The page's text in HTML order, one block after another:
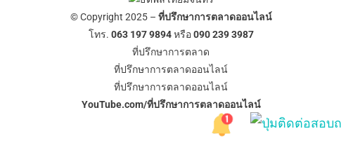
© Copyright 2025 – ที่ปรึกษาการตลาดออนไลน์
โทร. 063 197 9894หรือ090 239 3987
ที่ปรึกษาการตลาด
ที่ปรึกษาการตลาดออนไลน์
ที่ปรึกษาการตลาดออนไลน์
YouTube.com/ที่ปรึกษาการตลาดออนไลน์